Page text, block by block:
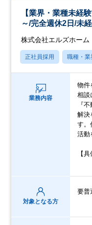
【業界・業種未経
～/完全週休2日/未
株式会社エルズホーム
正社員採用 職種・業
業務内容
物件
相談
『
解決
す。
活動
【
対象となる方
要普